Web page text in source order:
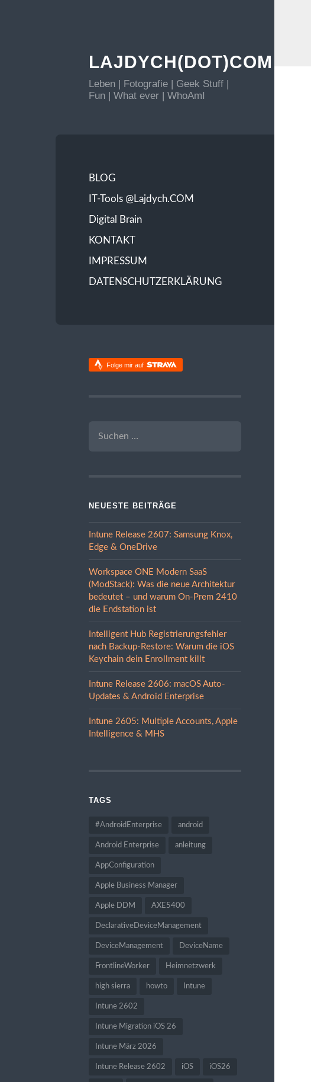
LAJDYCH(DOT)COM
Leben | Fotografie | Geek Stuff |
Fun | What ever | WhoAmI
BLOG
IT-Tools @Lajdych.COM
Digital Brain
KONTAKT
IMPRESSUM
DATENSCHUTZERKLÄRUNG
Folge mir auf
NACH:
NEUESTE BEITRÄGE
Intune Release 2607: Samsung Knox,
Edge & OneDrive
Workspace ONE Modern SaaS
(ModStack): Was die neue Architektur
bedeutet – und warum On-Prem 2410
die Endstation ist
Intelligent Hub Registrierungsfehler
nach Backup-Restore: Warum die iOS
Keychain dein Enrollment killt
Intune Release 2606: macOS Auto-
Updates & Android Enterprise
Intune 2605: Multiple Accounts, Apple
Intelligence & MHS
TAGS
#AndroidEnterprise android
Android Enterprise anleitung
AppConfiguration
Apple Business Manager
Apple DDM AXE5400
DeclarativeDeviceManagement
DeviceManagement DeviceName
FrontlineWorker Heimnetzwerk
high sierra howto Intune
Intune 2602
Intune Migration iOS 26
Intune März 2026
Intune Release 2602 iOS iOS26